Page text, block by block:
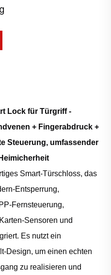
Lock für Türgriff -
+ Fingerabdruck +
Steuerung, umfassender
Smart-Türschloss, das
Entsperrung,
Fernsteuerung,
Sensoren und
Es nutzt ein
Design, um einen echten
zu realisieren und